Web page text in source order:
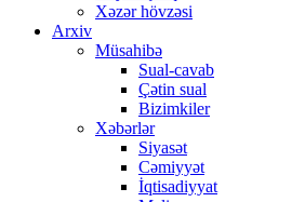
Xəzər hövzəsi
Arxiv
Müsahibə
Sual-cavab
Çətin sual
Bizimkiler
Xəbərlər
Siyasət
Cəmiyyət
İqtisadiyyat